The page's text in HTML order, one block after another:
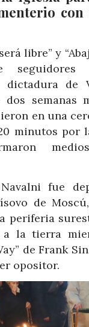
con
libre” y
de
dos semanas
en una
minutos por
fue
de
periferia
a la tierra
de Frank
opositor.